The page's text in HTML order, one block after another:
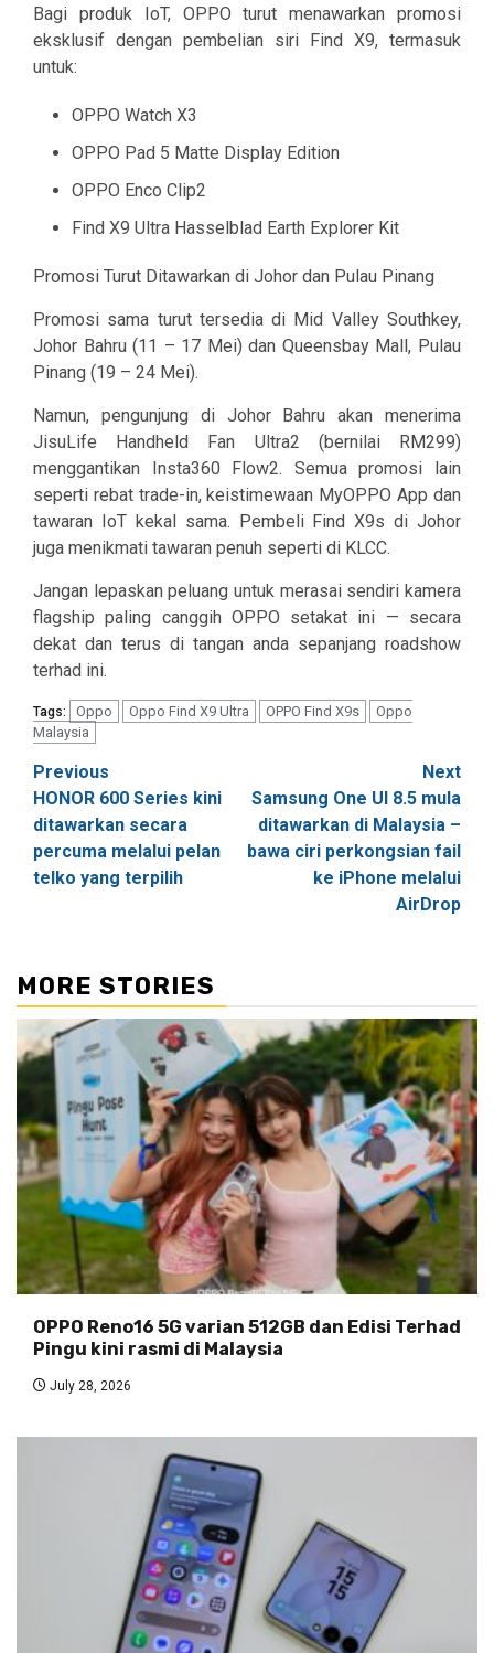
Bagi produk IoT, OPPO turut menawarkan promosi
eksklusif dengan pembelian siri Find X9, termasuk
untuk:
OPPO Watch X3
OPPO Pad 5 Matte Display Edition
OPPO Enco Clip2
Find X9 Ultra Hasselblad Earth Explorer Kit
Promosi Turut Ditawarkan di Johor dan Pulau Pinang
Promosi sama turut tersedia di Mid Valley Southkey,
Johor Bahru (11 – 17 Mei) dan Queensbay Mall, Pulau
Pinang (19 – 24 Mei).
Namun, pengunjung di Johor Bahru akan menerima
JisuLife Handheld Fan Ultra2 (bernilai RM299)
menggantikan Insta360 Flow2. Semua promosi lain
seperti rebat trade-in, keistimewaan MyOPPO App dan
tawaran IoT kekal sama. Pembeli Find X9s di Johor
juga menikmati tawaran penuh seperti di KLCC.
Jangan lepaskan peluang untuk merasai sendiri kamera
flagship paling canggih OPPO setakat ini — secara
dekat dan terus di tangan anda sepanjang roadshow
terhad ini.
Tags: Oppo Oppo Find X9 Ultra OPPO Find X9s
Oppo
Malaysia
Post
navigation
Previous
HONOR 600 Series kini
ditawarkan secara
percuma melalui pelan
telko yang terpilih
Next
Samsung One UI 8.5 mula
ditawarkan di Malaysia –
bawa ciri perkongsian fail
ke iPhone melalui
AirDrop
MORE STORIES
OPPO Reno16 5G varian 512GB dan Edisi Terhad
Pingu kini rasmi di Malaysia
July 28, 2026